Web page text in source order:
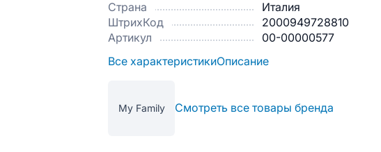
Страна
Италия
ШтрихКод
2000949728810
Артикул
00-00000577
Все характеристикиОписание
My Family Смотреть все товары бренда